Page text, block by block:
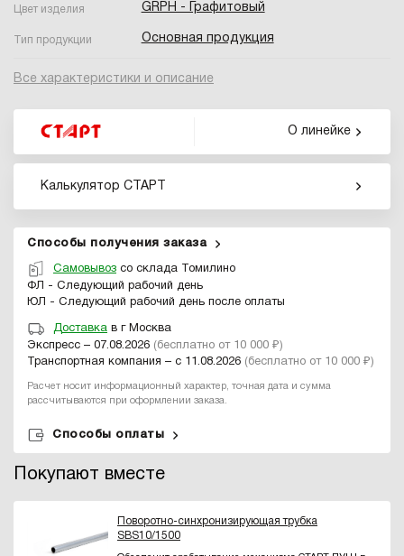
Цвет изделия GRPH - Графитовый
Тип продукции Основная продукция
Все характеристики и описание
О линейке
Калькулятор СТАРТ
Способы получения заказа
Самовывоз со склада Томилино
ФЛ - Следующий рабочий день
ЮЛ - Следующий рабочий день после оплаты
Доставка в г Москва
Экспресс – 07.08.2026 (бесплатно от 10 000 ₽)
Транспортная компания – с 11.08.2026 (бесплатно от 10 000 ₽)
Расчет носит информационный характер, точная дата и сумма
рассчитываются при оформлении заказа.
Способы оплаты
Покупают вместе
Поворотно-синхронизирующая трубка
SBS10/1500